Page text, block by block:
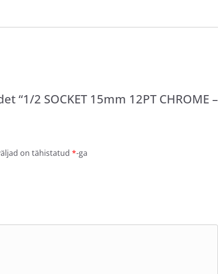
“1/2 SOCKET 15mm 12PT CHROME –
on tähistatud *-ga